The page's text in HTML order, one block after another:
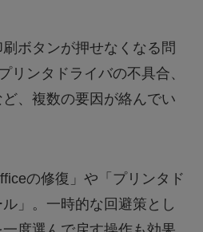
ボタンが押せなくなる問
リンタドライバの不具合、
、複数の要因が絡んでい
の修復」や「プリンタド
」。一時的な回避策とし